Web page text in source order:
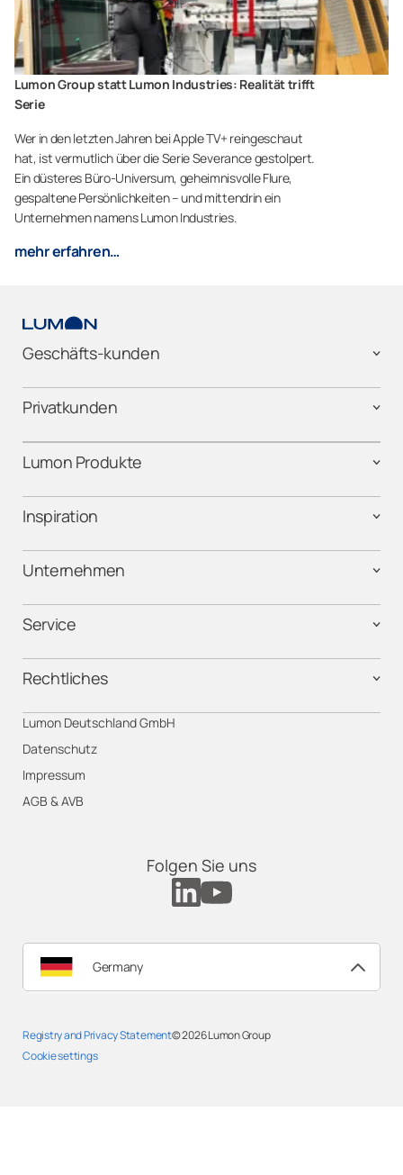
Lumon Group statt Lumon Industries: Realität trifft
Serie
Wer in den letzten Jahren bei Apple TV+ reingeschaut
hat, ist vermutlich über die Serie Severance gestolpert.
Ein düsteres Büro-Universum, geheimnisvolle Flure,
gespaltene Persönlichkeiten – und mittendrin ein
Unternehmen namens Lumon Industries.
mehr erfahren…
Geschäfts-kunden
Privatkunden
Lumon Produkte
Inspiration
Unternehmen
Service
Rechtliches
Lumon Deutschland GmbH
Datenschutz
Impressum
AGB & AVB
Folgen Sie uns
Germany
Registry and Privacy Statement
Cookie settings
© 2026Lumon Group